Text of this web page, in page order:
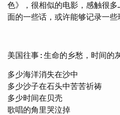
色》，很相似的电影，感触很
面的一些话，或许能够记录一些
美国往事:生命的乡愁，时间的
多少海洋消失在沙中
多少沙子在石头中苦苦祈祷
多少时间在贝壳
歌唱的角里哭泣掉